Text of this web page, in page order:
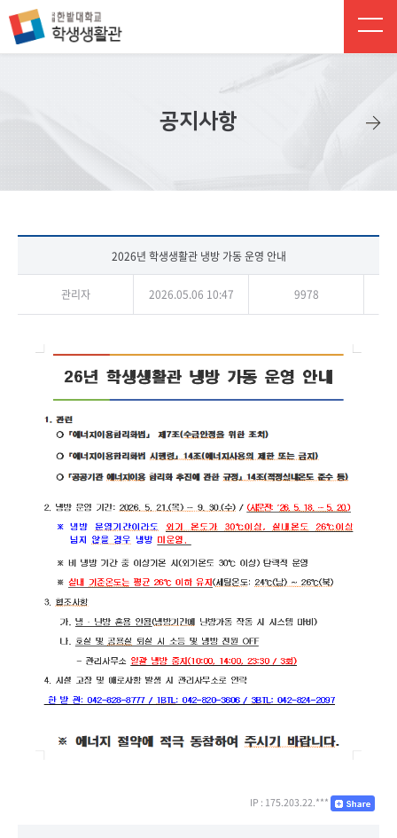
공지사항
2026년 학생생활관 냉방 가동 운영 안내
관리자 2026.05.06 10:47 9978
IP : 175.203.22.***